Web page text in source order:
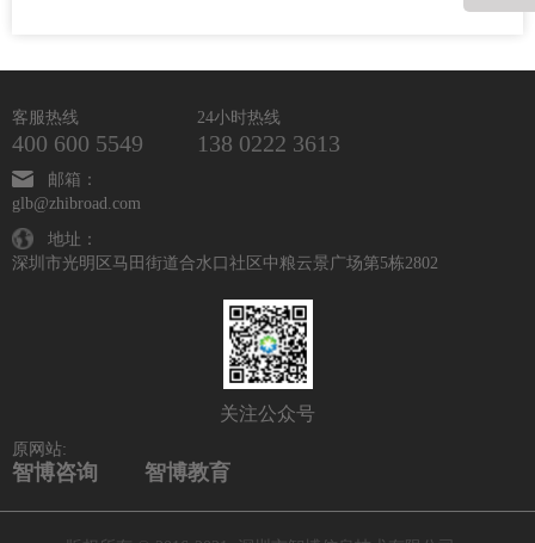
客服热线
400 600 5549
24小时热线
138 0222 3613
邮箱：
glb@zhibroad.com
地址：
深圳市光明区马田街道合水口社区中粮云景广场第5栋2802
关注公众号
原网站:
智博咨询 智博教育